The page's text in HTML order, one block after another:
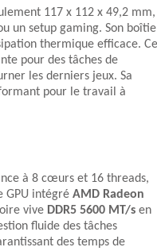
117 x 112 x 49,2 mm,
un setup gaming. Son
thermique efficace. Ce
pour des tâches de
les derniers jeux. Sa
pour le travail à
à 8 cœurs et 16 threads,
GPU intégré AMD Radeon
vive DDR5 5600 MT/s en
fluide des tâches
des temps de